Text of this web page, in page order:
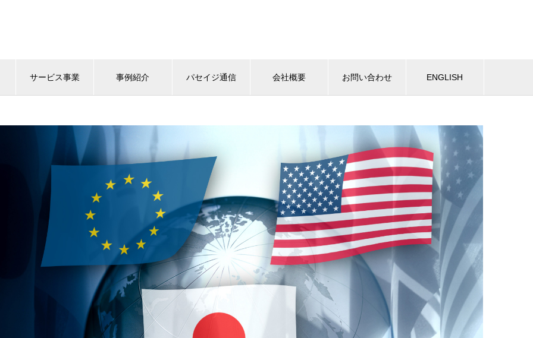
サービス事業 事例紹介 パセイジ通信 会社概要 お問い合わせ ENGLISH